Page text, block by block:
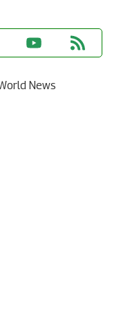
News